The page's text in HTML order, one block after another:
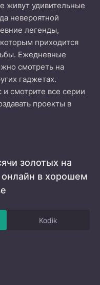
живут удивительные
невероятной
легенды,
приходится
Ежедневные
смотреть на
гаджетах.
смотрите все серии
проекты в
золотых на
в хорошем
Kodik